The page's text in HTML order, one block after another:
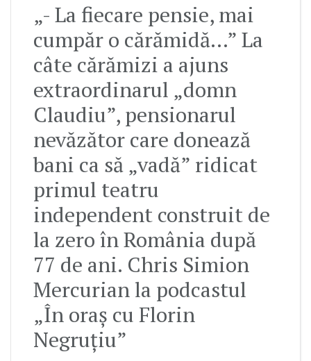
„- La fiecare pensie, mai
cumpăr o cărămidă…” La
câte cărămizi a ajuns
extraordinarul „domn
Claudiu”, pensionarul
nevăzător care donează
bani ca să „vadă” ridicat
primul teatru
independent construit de
la zero în România după
77 de ani. Chris Simion
Mercurian la podcastul
„În oraș cu Florin
Negruțiu”